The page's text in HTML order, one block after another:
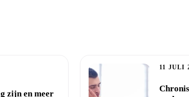
zijn en meer
11 JULI